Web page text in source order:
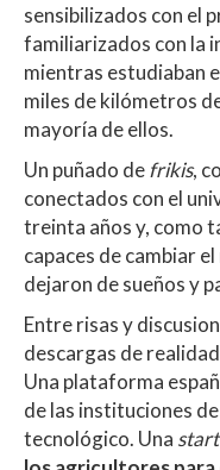
sensibilizados con el
familiarizados con la
mientras estudiaban
miles de kilómetros
mayoría de ellos.
Un puñado de frikis,
conectados con el
treinta años y, como
capaces de cambiar
dejaron de sueños y
Entre risas y
descargas de
Una plataforma
de las instituciones
tecnológico. Una